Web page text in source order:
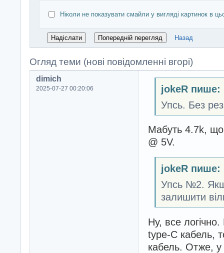
Ніколи не показувати смайли у вигляді картинок в
Назад
Огляд теми (нові повідомленні вгорі)
dimich
2025-07-27 00:20:06
jokeR пише:
Упсь. Без
Мабуть 4.7k, що
@ 5V.
jokeR пише:
Упсь №2.
залишити
Ну, все
type-C кабель,
кабель. Отже, у